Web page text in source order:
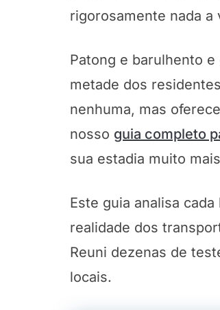
rigorosamente nada
Patong e barulhento
metade dos
nenhuma, mas
nosso guia completo
sua estadia muito
Este guia analisa
realidade dos
Reuni dezenas de
locais.